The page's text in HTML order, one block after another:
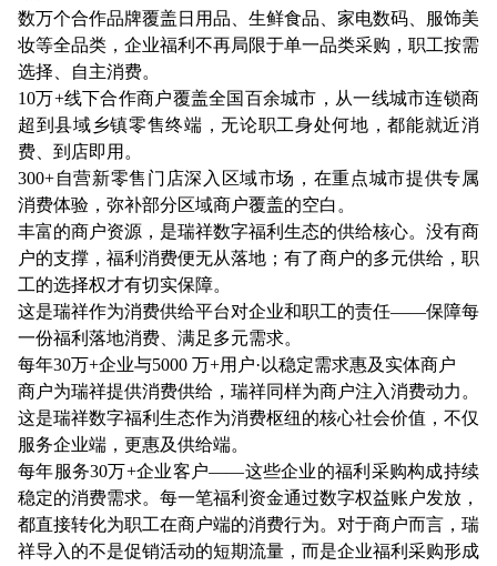
数万个合作品牌覆盖日用品、生鲜食品、家电数码、服饰美
妆等全品类，企业福利不再局限于单一品类采购，职工按需
选择、自主消费。
10万+线下合作商户覆盖全国百余城市，从一线城市连锁商
超到县域乡镇零售终端，无论职工身处何地，都能就近消
费、到店即用。
300+自营新零售门店深入区域市场，在重点城市提供专属
消费体验，弥补部分区域商户覆盖的空白。
丰富的商户资源，是瑞祥数字福利生态的供给核心。没有商
户的支撑，福利消费便无从落地；有了商户的多元供给，职
工的选择权才有切实保障。
这是瑞祥作为消费供给平台对企业和职工的责任——保障每
一份福利落地消费、满足多元需求。
每年30万+企业与5000 万+用户·以稳定需求惠及实体商户
商户为瑞祥提供消费供给，瑞祥同样为商户注入消费动力。
这是瑞祥数字福利生态作为消费枢纽的核心社会价值，不仅
服务企业端，更惠及供给端。
每年服务30万+企业客户——这些企业的福利采购构成持续
稳定的消费需求。每一笔福利资金通过数字权益账户发放，
都直接转化为职工在商户端的消费行为。对于商户而言，瑞
祥导入的不是促销活动的短期流量，而是企业福利采购形成